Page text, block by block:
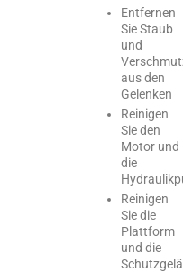
Entfernen
Sie Staub
und
aus den
Gelenken
Reinigen
Sie den
Motor und
die
Reinigen
Sie die
Plattform
und die